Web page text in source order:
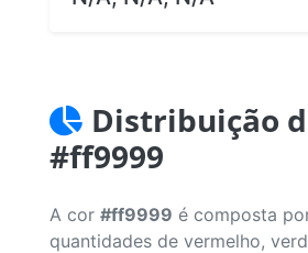
Distribuição
#ff9999
A cor #ff9999 é composta
quantidades de vermelho,